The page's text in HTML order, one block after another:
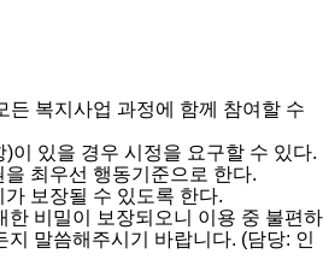
든 복지사업 과정에 함께 참여할 수
이 있을 경우 시정을 요구할 수 있다.
최우선 행동기준으로 한다.
보장될 수 있도록 한다.
비밀이 보장되오니 이용 중 불편하
지 말씀해주시기 바랍니다. (담당: 인